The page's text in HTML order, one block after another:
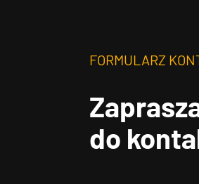
FORMULARZ
do